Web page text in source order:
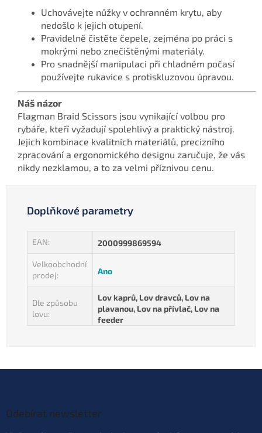
Uchovávejte nůžky v ochranném krytu, aby
nedošlo k jejich otupení.
Pravidelně čistěte čepele, zejména po práci s
mokrými nebo znečištěnými materiály.
Pro snadnější manipulaci při chladném počasí
používejte rukavice s protiskluzovou úpravou.
Náš názor
Flagman Braid Scissors jsou vynikající volbou pro
rybáře, kteří vyžadují spolehlivý a praktický nástroj.
Jejich kombinace kvalitních materiálů, precizního
zpracování a ergonomického designu zaručuje, že vás
nikdy nezklamou, a to za velmi příznivou cenu.
Doplňkové parametry
EAN: 2000999869594
Velkoobchodní
prodej: Ano
Dle způsobu
lovu:
Lov kaprů, Lov dravců, Lov na
plavanou, Lov na přívlač, Lov na
feeder
Odebírat newsletter